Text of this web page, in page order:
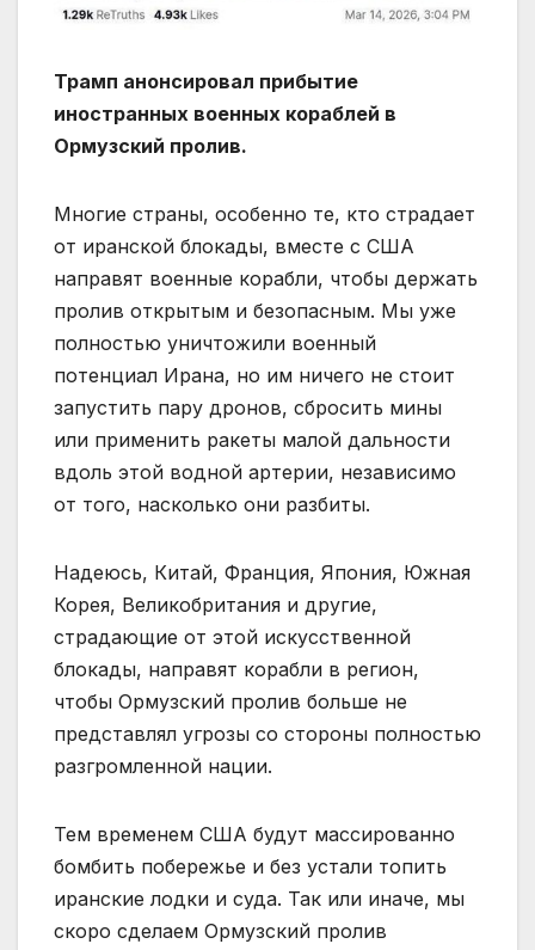
Трамп анонсировал прибытие
иностранных военных кораблей в
Ормузский пролив.
Многие страны, особенно те, кто страдает
от иранской блокады, вместе с США
направят военные корабли, чтобы держать
пролив открытым и безопасным. Мы уже
полностью уничтожили военный
потенциал Ирана, но им ничего не стоит
запустить пару дронов, сбросить мины
или применить ракеты малой дальности
вдоль этой водной артерии, независимо
от того, насколько они разбиты.
Надеюсь, Китай, Франция, Япония, Южная
Корея, Великобритания и другие,
страдающие от этой искусственной
блокады, направят корабли в регион,
чтобы Ормузский пролив больше не
представлял угрозы со стороны полностью
разгромленной нации.
Тем временем США будут массированно
бомбить побережье и без устали топить
иранские лодки и суда. Так или иначе, мы
скоро сделаем Ормузский пролив